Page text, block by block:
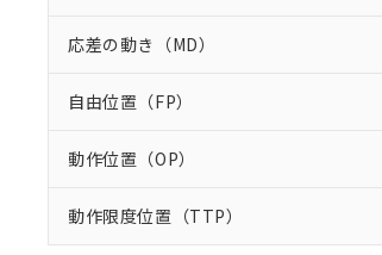
応差の動き（MD）
自由位置（FP）
動作位置（OP）
動作限度位置（TTP）